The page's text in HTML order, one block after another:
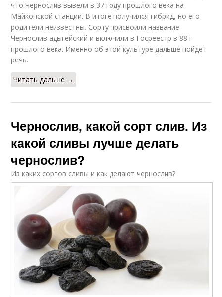
что Чернослив вывели в 37 году прошлого века на
Майкопской станции. В итоге получился гибрид, но его
родители неизвестны. Сорту присвоили название
Чернослив адыгейский и включили в Госреестр в 88 г
прошлого века. Именно об этой культуре дальше пойдет
речь.
Читать дальше →
Чернослив, какой сорт слив. Из
какой сливы лучше делать
чернослив?
Из каких сортов сливы и как делают чернослив?